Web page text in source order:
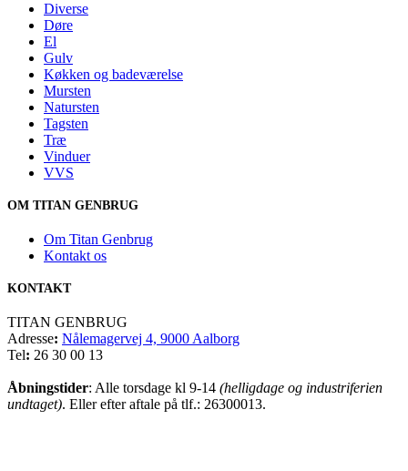
Diverse
Døre
El
Gulv
Køkken og badeværelse
Mursten
Natursten
Tagsten
Træ
Vinduer
VVS
OM TITAN GENBRUG
Om Titan Genbrug
Kontakt os
KONTAKT
TITAN GENBRUG
Adresse: Nålemagervej 4, 9000 Aalborg
Tel: 26 30 00 13
Åbningstider: Alle torsdage kl 9-14 (helligdage og industriferien
undtaget). Eller efter aftale på tlf.: 26300013.